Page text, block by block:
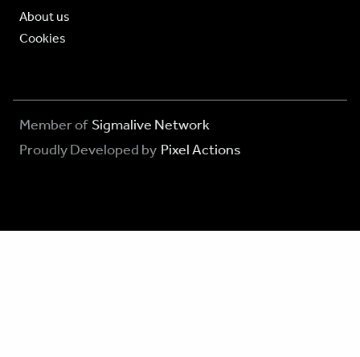
About us
Cookies
Member of Sigmalive Network
Proudly Developed by Pixel Actions